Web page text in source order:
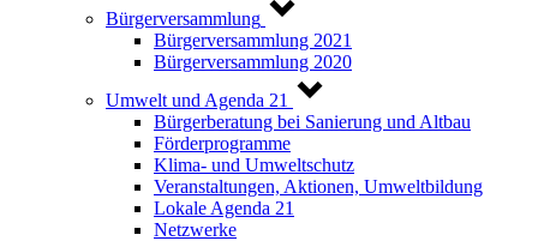
Bürgerversammlung
Bürgerversammlung 2021
Bürgerversammlung 2020
Umwelt und Agenda 21
Bürgerberatung bei Sanierung und Altbau
Förderprogramme
Klima- und Umweltschutz
Veranstaltungen, Aktionen, Umweltbildung
Lokale Agenda 21
Netzwerke